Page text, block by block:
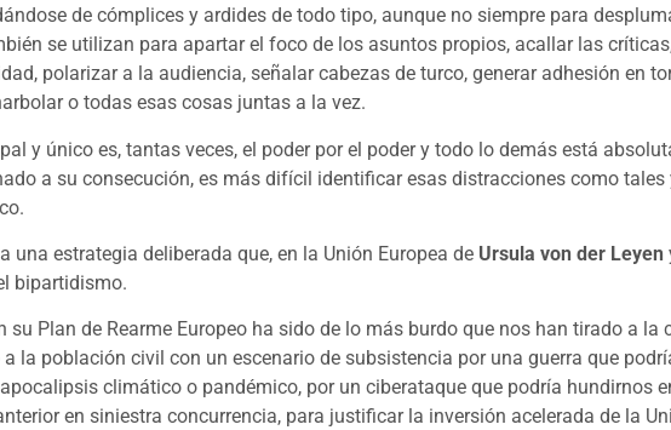
de cómplices y ardides de todo tipo, aunque no siempre para
se utilizan para apartar el foco de los asuntos propios, acallar las
polarizar a la audiencia, señalar cabezas de turco, generar adhesión en
o todas esas cosas juntas a la vez.
y único es, tantas veces, el poder por el poder y todo lo demás está
a su consecución, es más difícil identificar esas distracciones como tales
una estrategia deliberada que, en la Unión Europea de Ursula von der Leyen
bipartidismo.
su Plan de Rearme Europeo ha sido de lo más burdo que nos han tirado a la
la población civil con un escenario de subsistencia por una guerra que
climático o pandémico, por un ciberataque que podría hundirnos
en siniestra concurrencia, para justificar la inversión acelerada de la